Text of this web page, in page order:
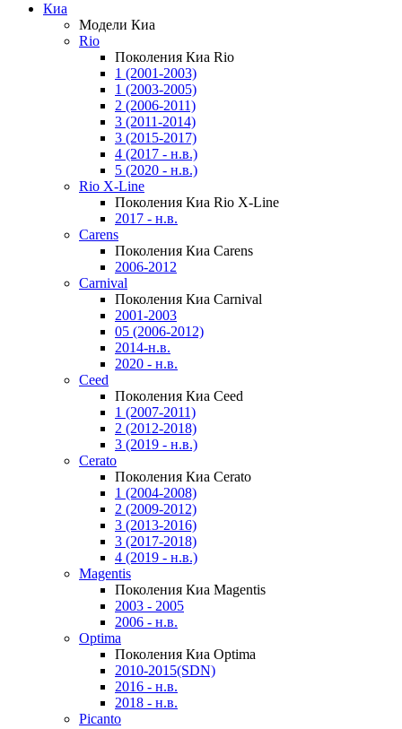
Киа
Модели Киа
Rio
Поколения Киа Rio
1 (2001-2003)
1 (2003-2005)
2 (2006-2011)
3 (2011-2014)
3 (2015-2017)
4 (2017 - н.в.)
5 (2020 - н.в.)
Rio X-Line
Поколения Киа Rio X-Line
2017 - н.в.
Carens
Поколения Киа Carens
2006-2012
Carnival
Поколения Киа Carnival
2001-2003
05 (2006-2012)
2014-н.в.
2020 - н.в.
Ceed
Поколения Киа Ceed
1 (2007-2011)
2 (2012-2018)
3 (2019 - н.в.)
Cerato
Поколения Киа Cerato
1 (2004-2008)
2 (2009-2012)
3 (2013-2016)
3 (2017-2018)
4 (2019 - н.в.)
Magentis
Поколения Киа Magentis
2003 - 2005
2006 - н.в.
Optima
Поколения Киа Optima
2010-2015(SDN)
2016 - н.в.
2018 - н.в.
Picanto